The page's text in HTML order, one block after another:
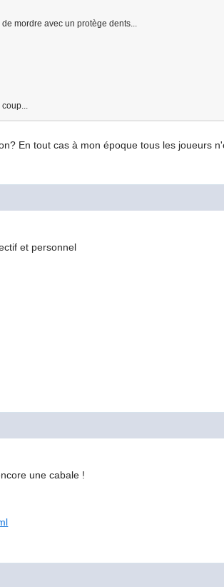
mordre avec un protège dents...
coup...
En tout cas à mon époque tous les joueurs
et personnel
une cabale !